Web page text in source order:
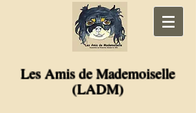
Les Amis de Mademoiselle
(LADM)